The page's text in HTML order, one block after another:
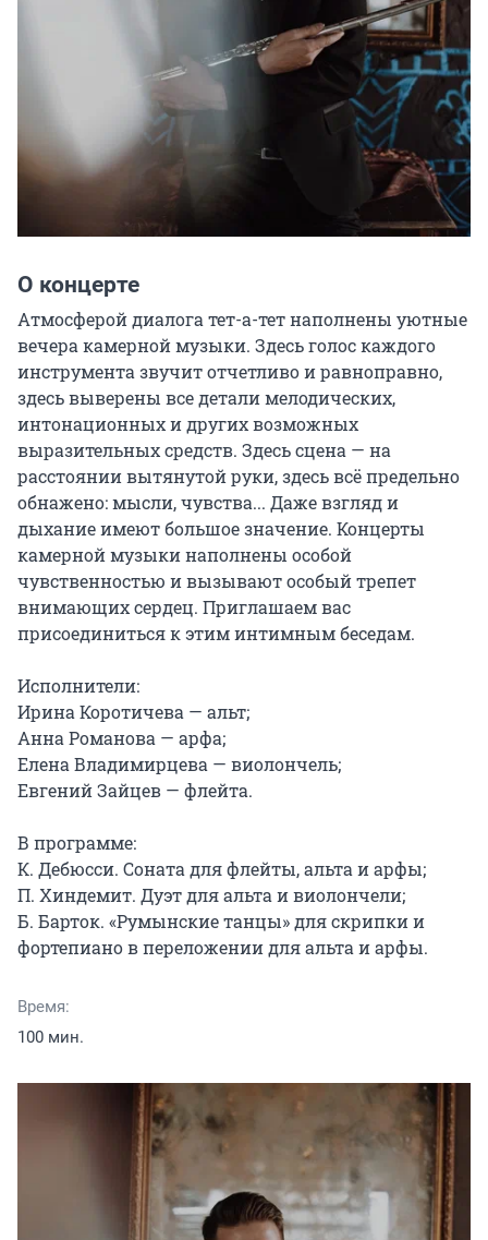
О концерте
Атмосферой диалога тет-а-тет наполнены уютные
вечера камерной музыки. Здесь голос каждого
инструмента звучит отчетливо и равноправно,
здесь выверены все детали мелодических,
интонационных и других возможных
выразительных средств. Здесь сцена — на
расстоянии вытянутой руки, здесь всё предельно
обнажено: мысли, чувства... Даже взгляд и
дыхание имеют большое значение. Концерты
камерной музыки наполнены особой
чувственностью и вызывают особый трепет
внимающих сердец. Приглашаем вас
присоединиться к этим интимным беседам.
Исполнители:
Ирина Коротичева — альт;
Анна Романова — арфа;
Елена Владимирцева — виолончель;
Евгений Зайцев — флейта.
В программе:
К. Дебюсси. Соната для флейты, альта и арфы;
П. Хиндемит. Дуэт для альта и виолончели;
Б. Барток. «Румынские танцы» для скрипки и
фортепиано в переложении для альта и арфы.
Время:
100 мин.